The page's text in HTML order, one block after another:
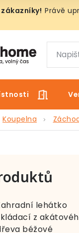
Právě
Koupelna
lehátko
z
béžové